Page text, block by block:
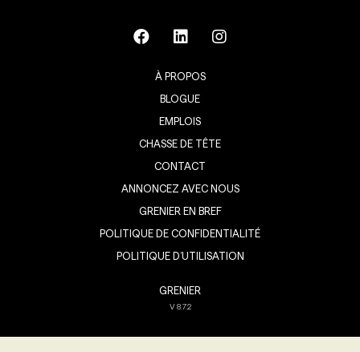
À PROPOS
BLOGUE
EMPLOIS
CHASSE DE TÊTE
CONTACT
ANNONCEZ AVEC NOUS
GRENIER EN BREF
POLITIQUE DE CONFIDENTIALITÉ
POLITIQUE D’UTILISATION
GRENIER
V8.7.2